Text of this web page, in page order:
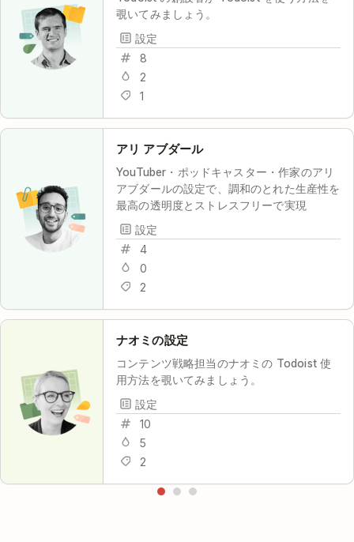
覗いてみましょう。
設定
8
2
1
アリ アブダール
YouTuber・ポッドキャスター・作家のアリ
アブダールの設定で、調和のとれた生産性を
最高の透明度とストレスフリーで実現
設定
4
0
2
ナオミの設定
コンテンツ戦略担当のナオミの Todoist 使
用方法を覗いてみましょう。
設定
10
5
2